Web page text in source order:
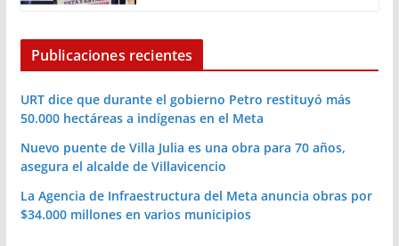
Publicaciones recientes
URT dice que durante el gobierno Petro restituyó más
50.000 hectáreas a indígenas en el Meta
Nuevo puente de Villa Julia es una obra para 70 años,
asegura el alcalde de Villavicencio
La Agencia de Infraestructura del Meta anuncia obras por
$34.000 millones en varios municipios